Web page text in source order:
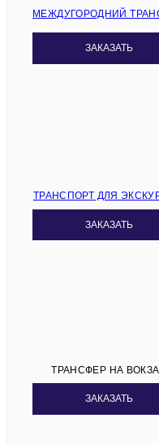
МЕЖДУГОРОДНИЙ
ЗАКАЗАТЬ
ТРАНСПОРТ ДЛЯ
ЗАКАЗАТЬ
ТРАНСФЕР НА
ЗАКАЗАТЬ